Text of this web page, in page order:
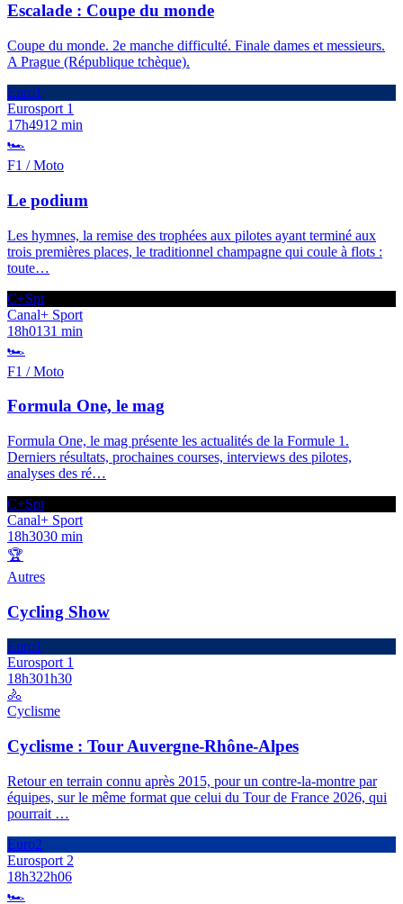
Escalade : Coupe du monde
Coupe du monde. 2e manche difficulté. Finale dames et messieurs.
A Prague (République tchèque).
Euro1
Eurosport 1
17h4912 min
🏎️
F1 / Moto
Le podium
Les hymnes, la remise des trophées aux pilotes ayant terminé aux
trois premières places, le traditionnel champagne qui coule à flots :
toute…
C+Spt
Canal+ Sport
18h0131 min
🏎️
F1 / Moto
Formula One, le mag
Formula One, le mag présente les actualités de la Formule 1.
Derniers résultats, prochaines courses, interviews des pilotes,
analyses des ré…
C+Spt
Canal+ Sport
18h3030 min
🏆
Autres
Cycling Show
Euro1
Eurosport 1
18h301h30
🚴
Cyclisme
Cyclisme : Tour Auvergne-Rhône-Alpes
Retour en terrain connu après 2015, pour un contre-la-montre par
équipes, sur le même format que celui du Tour de France 2026, qui
pourrait …
Euro2
Eurosport 2
18h322h06
🏎️